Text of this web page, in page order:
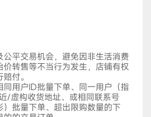
平交易机会，避免因非生活消费
转售等不当行为发生，店铺有权
付。
用户ID批量下单、同一用户（指
/虚构收货地址、或相同联系号
批量下单、超出限购数量的下